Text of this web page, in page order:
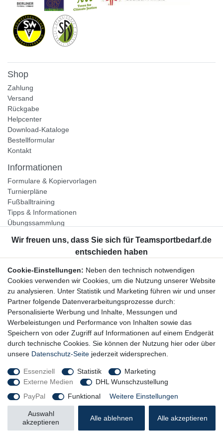
Shop
Zahlung
Versand
Rückgabe
Helpcenter
Download-Kataloge
Bestellformular
Kontakt
Informationen
Formulare & Kopiervorlagen
Turnierpläne
Fußballtraining
Tipps & Informationen
Übungssammlung
Unternehmen
Widerrufsrecht
Bestellung widerrufen
Datenschutzerklärung
AGB
Impressum
Newsletter
Newsletter-Anmeldung
© Copyright 2026 Trainingsunterlagen24 GmbH. Alle Rechte vorbehalten.
Cookie-Einstellungen: Neben den technisch notwendigen
Cookies verwenden wir Cookies, um die Nutzung unserer Website
zu analysieren. Unter Statistik und Marketing führen wir und unser
Partner folgende Datenverarbeitungsprozesse durch:
Personalisierte Werbung und Inhalte, Messungen und
Werbeleistungen und Performance von Inhalten sowie das
Speichern von oder Zugriff auf Informationen auf einem Endgerät
durch technische Cookies. Sie können der Nutzung hier oder über
unsere Datenschutz-Seite jederzeit widersprechen.
Essenziell Statistik
Marketing
Externe Medien
DHL Wunschzustellung
PayPal
Funktional Weitere Einstellungen
Alle akzeptieren
Alle ablehnen
Auswahl
akzeptieren